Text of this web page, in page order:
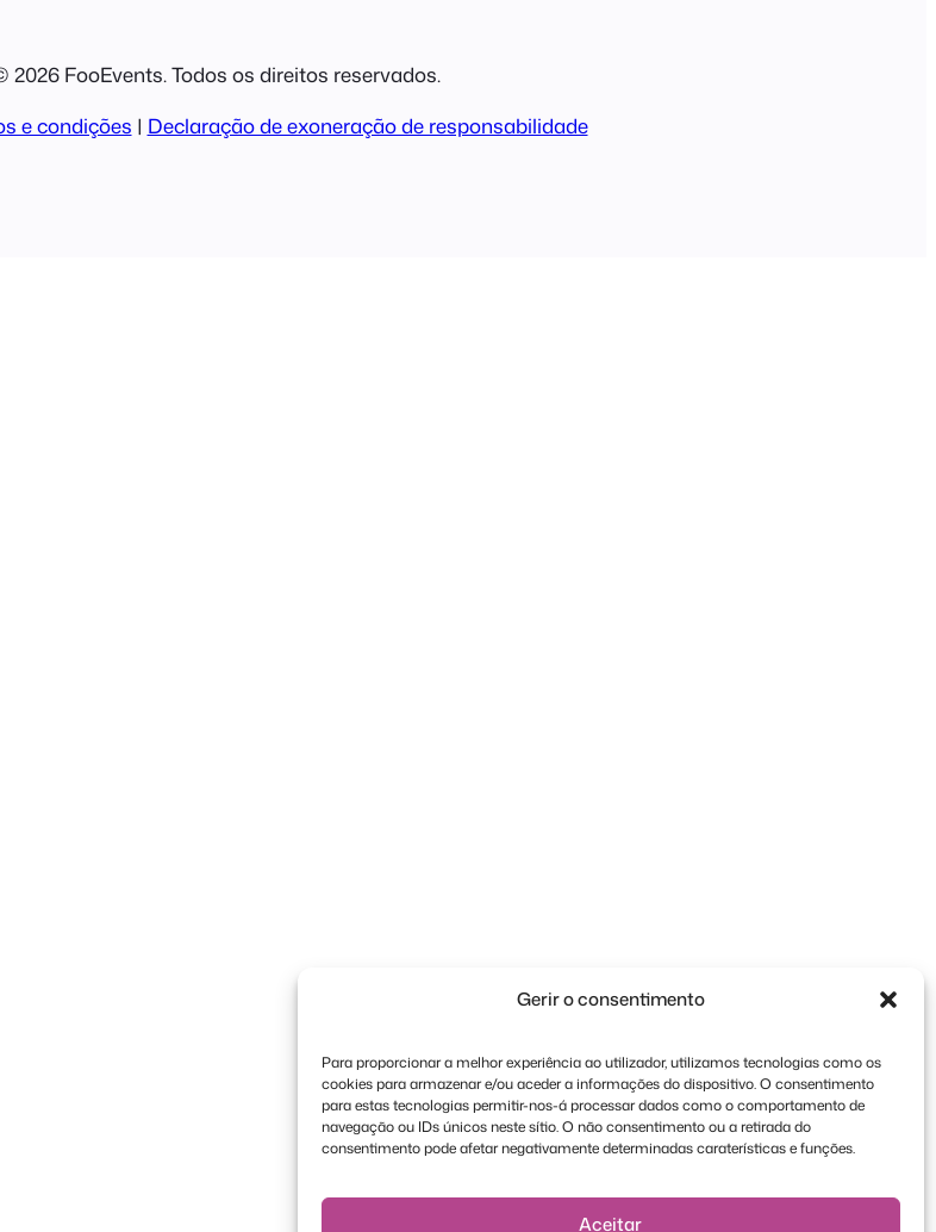
Gerir o consentimento
Para proporcionar a melhor experiência ao utilizador, utilizamos tecnologias como os
cookies para armazenar e/ou aceder a informações do dispositivo. O consentimento
para estas tecnologias permitir-nos-á processar dados como o comportamento de
navegação ou IDs únicos neste sítio. O não consentimento ou a retirada do
consentimento pode afetar negativamente determinadas caraterísticas e funções.
Aceitar
FooEvents. Todos os direitos reservados.
e condições | Declaração de exoneração de responsabilidade